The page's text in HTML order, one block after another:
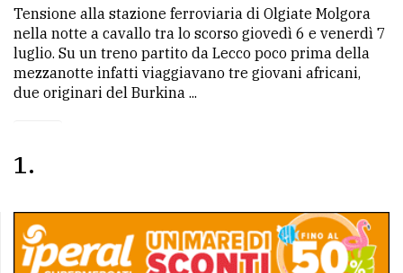
Tensione alla stazione ferroviaria di Olgiate Molgora
nella notte a cavallo tra lo scorso giovedì 6 e venerdì 7
luglio. Su un treno partito da Lecco poco prima della
mezzanotte infatti viaggiavano tre giovani africani,
due originari del Burkina ...
1